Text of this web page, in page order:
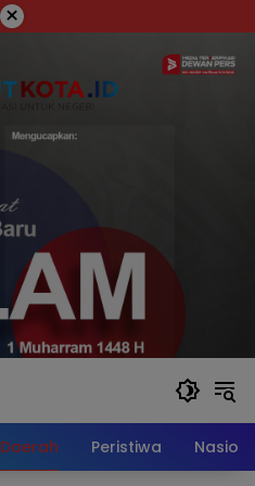
×
Daerah Peristiwa